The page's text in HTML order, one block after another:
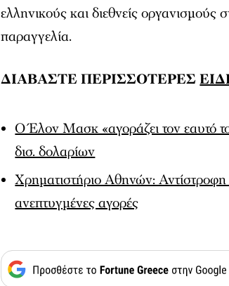
ελληνικούς και διεθνείς
παραγγελία.
ΔΙΑΒΑΣΤΕ ΠΕΡΙΣΣΟΤΕΡΕΣ
Ο Έλον Μασκ «αγοράζει τον εαυτό
δισ. δολαρίων
Χρηματιστήριο Αθηνών: Αντίστροφη
ανεπτυγμένες αγορές